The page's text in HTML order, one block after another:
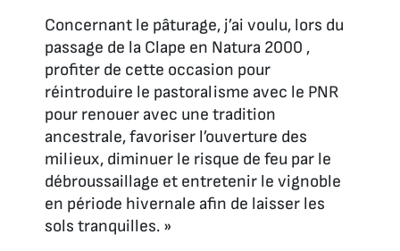
Concernant le pâturage, j’ai voulu, lors du
passage de la Clape en Natura 2000 ,
profiter de cette occasion pour
réintroduire le pastoralisme avec le PNR
pour renouer avec une tradition
ancestrale, favoriser l’ouverture des
milieux, diminuer le risque de feu par le
débroussaillage et entretenir le vignoble
en période hivernale afin de laisser les
sols tranquilles. »